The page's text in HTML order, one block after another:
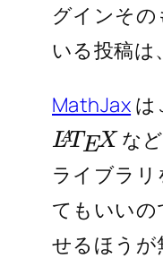
グインそ
いる投稿は
MathJax は
LATE
X
な
ライブラリ
てもいい
せるほうが